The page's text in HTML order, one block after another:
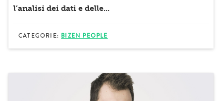
l’analisi dei dati e delle...
CATEGORIE: BIZEN PEOPLE